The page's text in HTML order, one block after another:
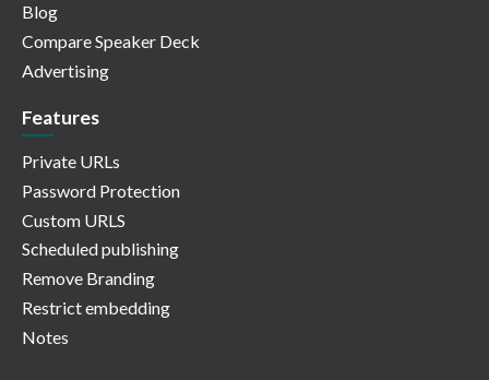
Blog
Compare Speaker Deck
Advertising
Features
Private URLs
Password Protection
Custom URLS
Scheduled publishing
Remove Branding
Restrict embedding
Notes